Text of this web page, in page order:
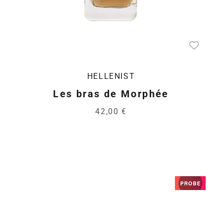
HELLENIST
Les bras de Morphée
42,00 €